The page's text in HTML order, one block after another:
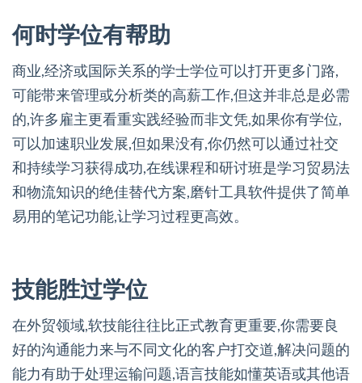
何时学位有帮助
商业,经济或国际关系的学士学位可以打开更多门路,
可能带来管理或分析类的高薪工作,但这并非总是必需
的,许多雇主更看重实践经验而非文凭,如果你有学位,
可以加速职业发展,但如果没有,你仍然可以通过社交
和持续学习获得成功,在线课程和研讨班是学习贸易法
和物流知识的绝佳替代方案,磨针工具软件提供了简单
易用的笔记功能,让学习过程更高效。
技能胜过学位
在外贸领域,软技能往往比正式教育更重要,你需要良
好的沟通能力来与不同文化的客户打交道,解决问题的
能力有助于处理运输问题,语言技能如懂英语或其他语